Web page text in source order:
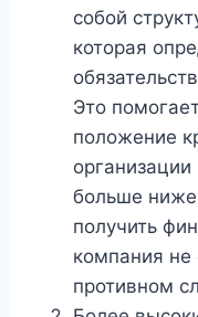
собой
которая
Это
положение
организации
больше ниже
получить
компания не
противном